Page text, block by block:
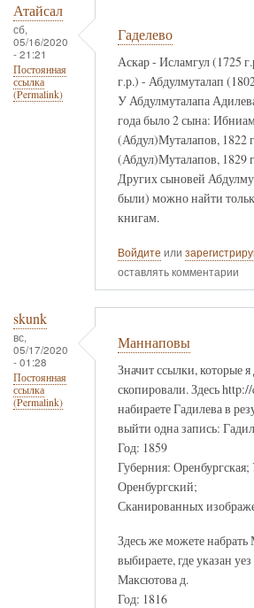
Атайсал
сб,
05/16/2020
- 21:21
Постоянная
ссылка
(Permalink)
Гаделево
Аскар - Исламгул (1725
г.р.) - Абдулмуталап
У Абдулмуталапа
года было 2 сына:
(Абдул)Муталапов, 1822
(Абдул)Муталапов, 1829
Других сыновей
были) можно найти
книгам.
Войдите или
оставлять комментарии
skunk
вс,
05/17/2020
- 01:28
Постоянная
ссылка
(Permalink)
Маннаповы
Значит ссылки, которые
скопировали. Здесь
набираете Гадилева в
выйти одна запись:
Год: 1859
Губерния: Оренбургская;
Оренбургский;
Сканированных
Здесь же можете
выбираете, где указан
Максютова д.
Год: 1816